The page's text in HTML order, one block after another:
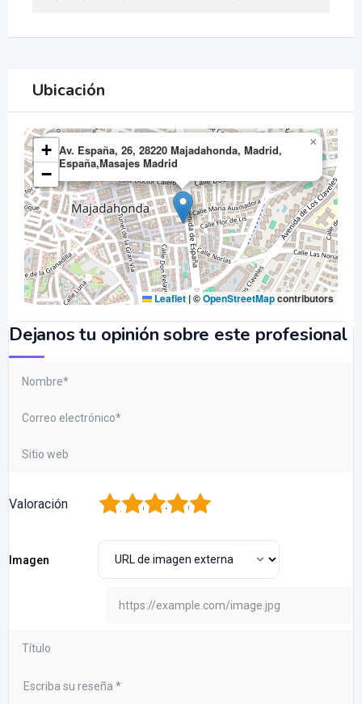
Ubicación
Av. España, 26, 28220 Majadahonda, Madrid,
España,Masajes Madrid
×
+
−
Leaflet|©OpenStreetMapcontributors
Dejanos tu opinión sobre este profesional
Valoración 5
4
3
2
Imagen